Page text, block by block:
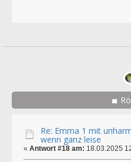
Re: Emma 1 mit
wenn ganz leise
« Antwort #18 am: 18.03.2025